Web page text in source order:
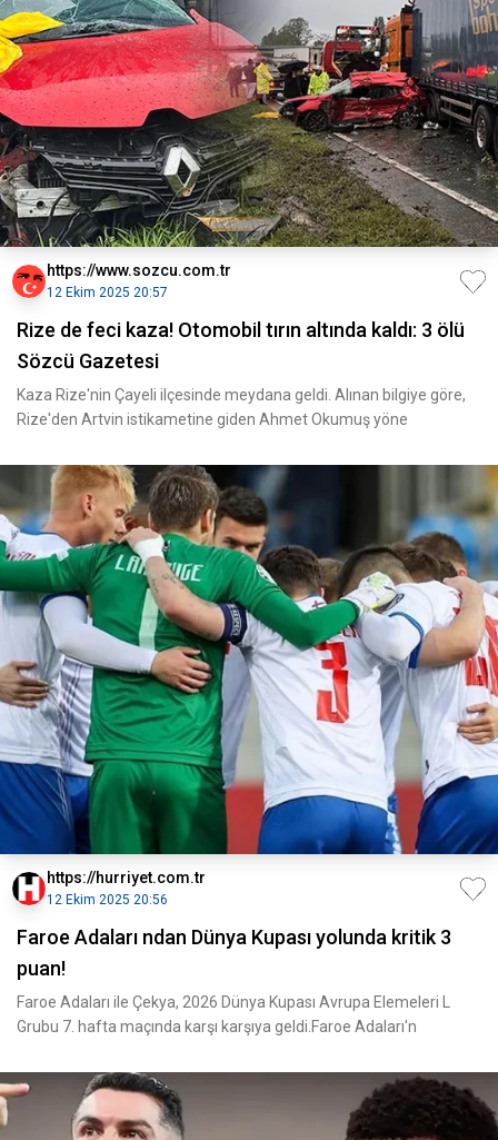
https://www.sozcu.com.tr
12 Ekim 2025 20:57
Rize de feci kaza! Otomobil tırın altında kaldı: 3 ölü
Sözcü Gazetesi
Kaza Rize'nin Çayeli ilçesinde meydana geldi. Alınan bilgiye göre,
Rize'den Artvin istikametine giden Ahmet Okumuş yöne
https://hurriyet.com.tr
12 Ekim 2025 20:56
Faroe Adaları ndan Dünya Kupası yolunda kritik 3
puan!
Faroe Adaları ile Çekya, 2026 Dünya Kupası Avrupa Elemeleri L
Grubu 7. hafta maçında karşı karşıya geldi.Faroe Adaları'n